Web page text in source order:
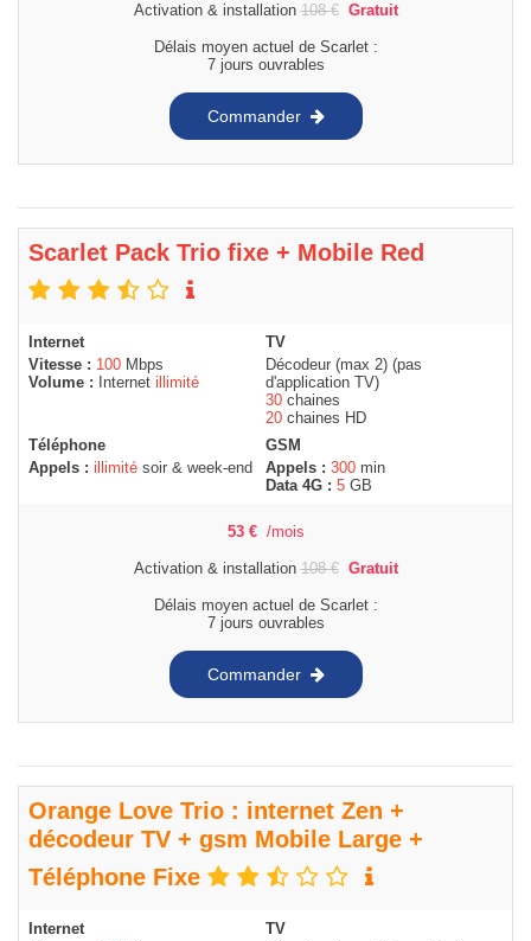
Activation & installation108€ Gratuit
Délais moyen actuel de Scarlet :
7 jours ouvrables
Commander
Scarlet Pack Trio fixe + Mobile Red
Internet
Vitesse : 100 Mbps
Volume :
Internet illimité
TV
Décodeur (max 2) (pas
d'application TV)
30 chaines
20 chaines HD
Téléphone
Appels : illimité soir & week-end
GSM
Appels : 300 min
Data 4G : 5 GB
53 € /mois
Activation & installation108€ Gratuit
Délais moyen actuel de Scarlet :
7 jours ouvrables
Commander
Orange Love Trio : internet Zen +
décodeur TV + gsm Mobile Large +
Téléphone Fixe
Internet
TV